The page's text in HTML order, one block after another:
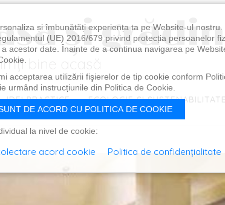
IDEI PRACTICE ECOLOGIE ȘI SUSTENABILITATE
și îmbunătăți experiența ta pe Website-ul
(UE) 2016/679 privind protecția persoanelor
acestor date. Înainte de a continua navigarea pe
acceptarea utilizării fişierelor de tip cookie conform
urmând instrucțiunile din Politica de Cookie.
DE ACORD CU POLITICA DE COOKIE
la nivel de cookie:
acord cookie Politica de confidențialitate